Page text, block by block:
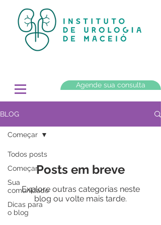
Agende sua consulta
BLOG
Todos posts
Começar
Sua
comunidade
Dicas para
o blog
Começar
Posts em breve
Explore outras categorias neste
blog ou volte mais tarde.